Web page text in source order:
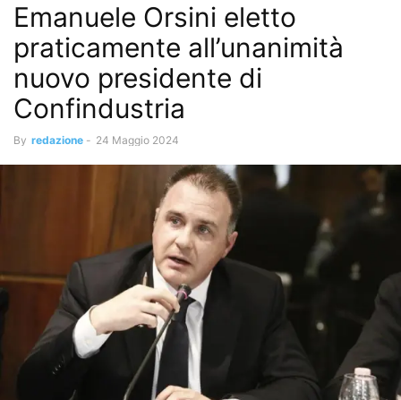
Emanuele Orsini eletto
praticamente all’unanimità
nuovo presidente di
Confindustria
By redazione - 24 Maggio 2024